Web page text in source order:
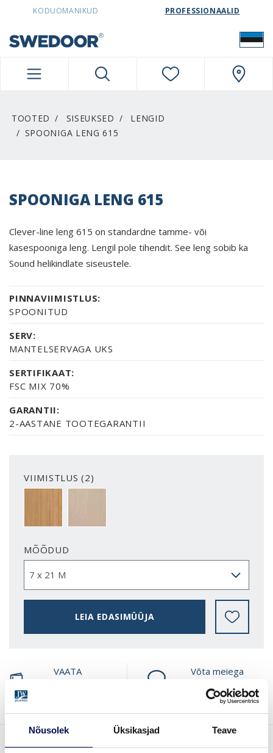
Nõusolek Üksikasjad Teave
SWEDOORESTONIA NAVIGATION
KODUOMANIKUD PROFESSIONAALID
TOOTED SISEUKSED
LENGID
SPOONIGA LENG 615
SPOONIGA LENG 615
Clever-line leng 615 on standardne tamme- või
kasespooniga leng. Lengil pole tihendit. See leng sobib ka
Sound helikindlate siseustele.
PINNAVIIMISTLUS:
SPOONITUD
SERV:
MANTELSERVAGA UKS
SERTIFIKAAT:
FSC MIX 70%
GARANTII:
2-AASTANE TOOTEGARANTII
VIIMISTLUS (2)
MÕÕDUD
LEIA EDASIMÜÜJA
VAATA
Võta meiega
ühendust